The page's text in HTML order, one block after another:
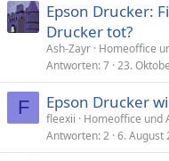
Epson Drucker:
Drucker tot?
Ash-Zayr Homeoffice
Antworten 7 23.
F Epson Drucker
fleexii
Homeoffice und
Antworten 2 6. August